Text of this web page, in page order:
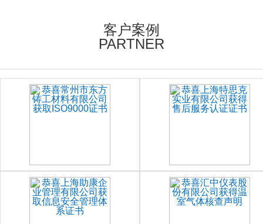
客户案例
PARTNER